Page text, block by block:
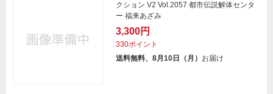
クション V2 Vol.2057 都市伝説解体センタ
ー 福来あざみ
3,300円
330ポイント
送料無料、8月10日（月） お届け